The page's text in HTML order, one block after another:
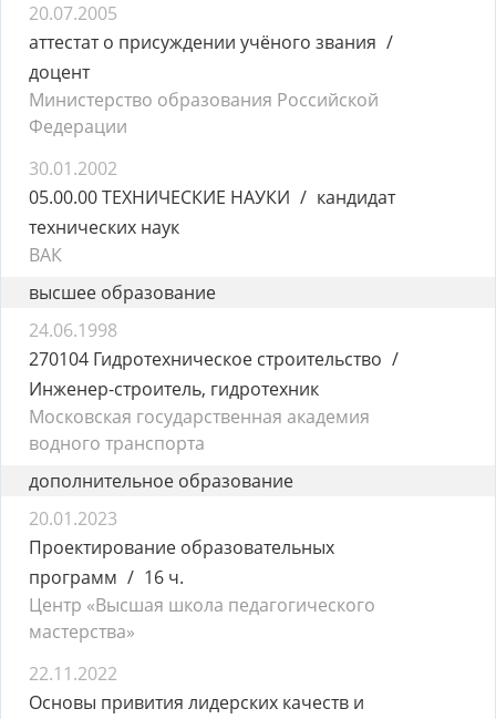
20.07.2005
аттестат о присуждении учёного звания
доцент
Министерство образования Российской
Федерации
30.01.2002
05.00.00 ТЕХНИЧЕСКИЕ НАУКИ
кандидат
технических наук
ВАК
высшее образование
24.06.1998
270104 Гидротехническое строительство
Инженер-строитель, гидротехник
Московская государственная академия
водного транспорта
дополнительное образование
20.01.2023
Проектирование образовательных
программ
16 ч.
Центр «Высшая школа педагогического
мастерства»
22.11.2022
Основы привития лидерских качеств и